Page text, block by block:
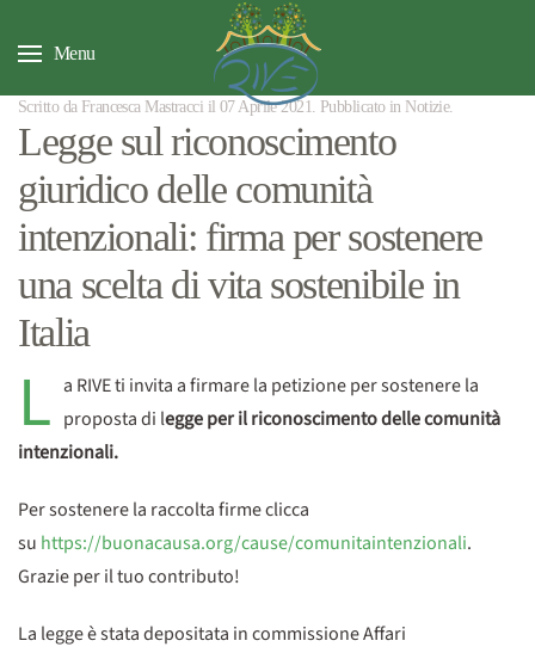
Menu
Scritto da Francesca Mastracci il 07 Aprile 2021. Pubblicato in Notizie.
Legge sul riconoscimento
giuridico delle comunità
intenzionali: firma per sostenere
una scelta di vita sostenibile in
Italia
L a RIVE ti invita a firmare la petizione per sostenere la
proposta di legge per il riconoscimento delle comunità
intenzionali.
Per sostenere la raccolta firme clicca
su https://buonacausa.org/cause/comunitaintenzionali.
Grazie per il tuo contributo!
La legge è stata depositata in commissione Affari